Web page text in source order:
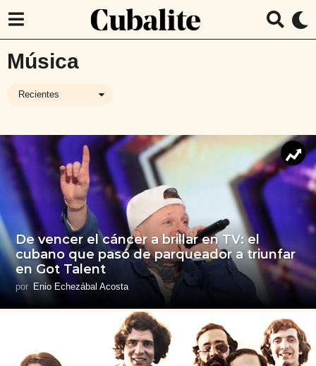
Música
Recientes
De vencer el cáncer a brillar en TV: el
cubano que pasó de parqueador a triunfar
en Got Talent
por Enio Echezábal Acosta